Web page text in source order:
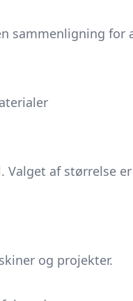
sammenligning
af størrelse
og projekter.